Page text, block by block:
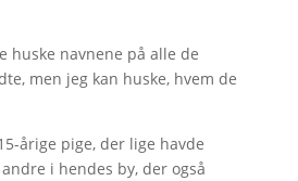
huske navnene på alle de
men jeg kan huske, hvem de
årige pige, der lige havde
i hendes by, der også